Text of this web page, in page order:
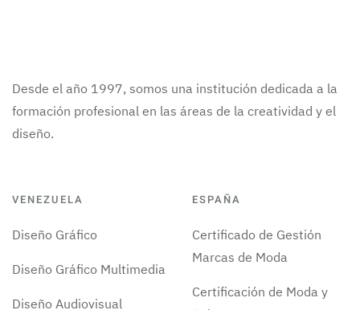
Desde el año 1997, somos una institución dedicada a la
formación profesional en las áreas de la creatividad y el
diseño.
VENEZUELA
Diseño Gráfico
Diseño Gráfico Multimedia
Diseño Audiovisual
ESPAÑA
Certificado de Gestión
Marcas de Moda
Certificación de Moda y